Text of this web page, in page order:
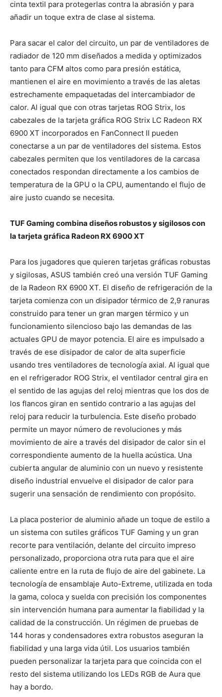
cinta textil para protegerlas contra la abrasión y para
añadir un toque extra de clase al sistema.
Para sacar el calor del circuito, un par de ventiladores de
radiador de 120 mm diseñados a medida y optimizados
tanto para CFM altos como para presión estática,
mantienen el aire en movimiento a través de las aletas
estrechamente empaquetadas del intercambiador de
calor. Al igual que con otras tarjetas ROG Strix, los
cabezales de la tarjeta gráfica ROG Strix LC Radeon RX
6900 XT incorporados en FanConnect II pueden
conectarse a un par de ventiladores del sistema. Estos
cabezales permiten que los ventiladores de la carcasa
conectados respondan directamente a los cambios de
temperatura de la GPU o la CPU, aumentando el flujo de
aire justo cuando se necesita.
TUF Gaming combina diseños robustos y sigilosos con
la tarjeta gráfica Radeon RX 6900 XT
Para los jugadores que quieren tarjetas gráficas robustas
y sigilosas, ASUS también creó una versión TUF Gaming
de la Radeon RX 6900 XT. El diseño de refrigeración de la
tarjeta comienza con un disipador térmico de 2,9 ranuras
construido para tener un gran margen térmico y un
funcionamiento silencioso bajo las demandas de las
actuales GPU de mayor potencia. El aire es impulsado a
través de ese disipador de calor de alta superficie
usando tres ventiladores de tecnología axial. Al igual que
en el refrigerador ROG Strix, el ventilador central gira en
el sentido de las agujas del reloj mientras que los dos de
los flancos giran en sentido contrario a las agujas del
reloj para reducir la turbulencia. Este diseño probado
permite un mayor número de revoluciones y más
movimiento de aire a través del disipador de calor sin el
correspondiente aumento de la huella acústica. Una
cubierta angular de aluminio con un nuevo y resistente
diseño industrial envuelve el disipador de calor para
sugerir una sensación de rendimiento con propósito.
La placa posterior de aluminio añade un toque de estilo a
un sistema con sutiles gráficos TUF Gaming y un gran
recorte para ventilación, delante del circuito impreso
personalizado, proporciona otra ruta para que el aire
caliente entre en la ruta de flujo de aire del gabinete. La
tecnología de ensamblaje Auto-Extreme, utilizada en toda
la gama, coloca y suelda con precisión los componentes
sin intervención humana para aumentar la fiabilidad y la
calidad de la construcción. Un régimen de pruebas de
144 horas y condensadores extra robustos aseguran la
fiabilidad y una larga vida útil. Los usuarios también
pueden personalizar la tarjeta para que coincida con el
resto del sistema utilizando los LEDs RGB de Aura que
hay a bordo.